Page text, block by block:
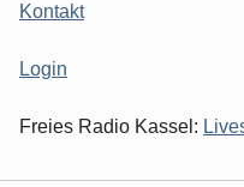
Kontakt
Login
Freies Radio Kassel: